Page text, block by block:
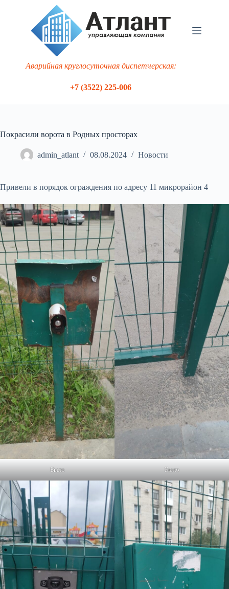
Аварийная круглосуточная диспетчерская:
+7 (3522) 225-006
Покрасили ворота в Родных просторах
admin_atlant 08.08.2024 Новости
Привели в порядок ограждения по адресу 11 микрорайон 4
Было Было